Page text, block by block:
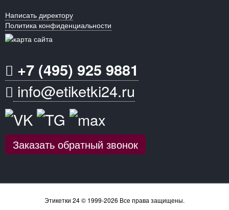
Написать директору
Политика конфиденциальности
+7 (495) 925 9881
info@etiketki24.ru
Заказать обратный звонок
Этикетки 24 © 1999-2026 Все права защищены.